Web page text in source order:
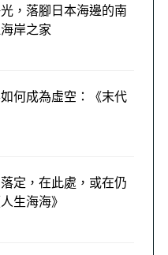
，落腳日本海邊的南
岸之家
何成為虛空：《末代
定，在此處，或在仍
生海海》